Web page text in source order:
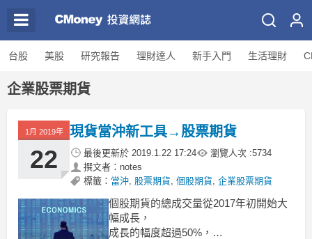
台股 美股 研究報告 理財達人 新手入門 生活理財
企業股票期貨
1月 2019年
22
現貨當沖新工具→股票期貨
最後更新於 2019.1.22 17:24 瀏覽人次 :5734
撰文者：notes
標籤： 當沖, 股票期貨, 個股期貨, 企業股票期貨
個股期貨的總成交量從2017年初開始大
幅成長，
成長的幅度超過50%，